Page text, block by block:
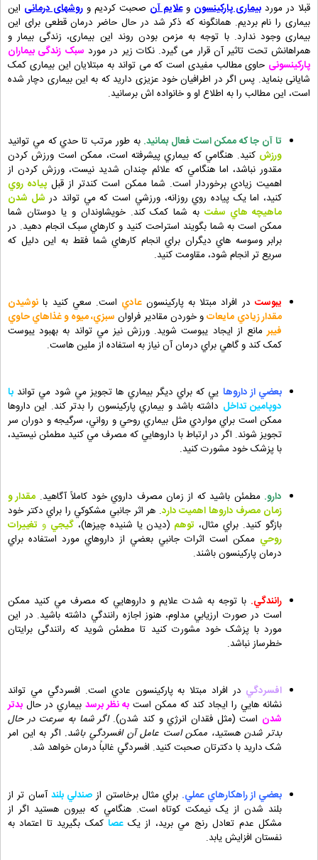
قبلا در مورد بیماری پارکینسون وعلایم آن صحبت کردیم و روشهای درمانی این
بیماری را نام بردیم. همانگونه که ذکر شد در حال حاضر درمان قطعی برای این
بیماری وجود ندارد. با توجه به مزمن بودن روند این بیماری، زندگی بیمار و
همراهانش تحت تاثیر آن قرار می گیرد. نکات زیر در مورد سبک زندگی بیماران
پارکینسونی حاوی مطالب مفیدی است که می تواند به مبتلایان این بیماری کمک
شایانی بنماید. پس اگر در اطرافیان خود عزیزی دارید که به این بیماری دچار شده
است، این مطالب را به اطلاع او و خانواده اش برسانید.
تا آن جا که ممکن است فعال بمانيد. به طور مرتب تا حدي که مي توانيد
ورزش کنيد. هنگامي که بيماري پيشرفته است، ممکن است ورزش کردن
مقدور نباشد، اما هنگامي که علائم چندان شدید نيست، ورزش کردن از
اهميت زيادي برخوردار است. شما ممکن است کندتر از قبل پياده روي
کنيد، اما يک پياده روي روزانه، ورزشي است که مي تواند در شل شدن
ماهيچه هاي سفتبه شما کمک کند. خويشاوندان و يا دوستان شما
ممکن است به شما بگويند استراحت کنيد و کارهاي سبک انجام دهيد. در
برابر وسوسه هاي ديگران براي انجام کارهاي شما فقط به اين دليل که
سريع تر انجام شود، مقاومت کنيد.
يبوستدر افراد مبتلا به پارکينسونعادي است. سعي کنيد با نوشيدن
مقدار زيادي مايعاتو خوردن مقادير فراوان سبزي، ميوه و غذاهاي حاوي
فيبر مانع از ايجاد يبوست شويد. ورزش نيز مي تواند به بهبود يبوست
کمک کند و گاهي براي درمان آن نياز به استفاده از ملين هاست.
بعضي از داروها يي که براي ديگر بيماري ها تجويز مي شود مي تواند با
دوپامين تداخل داشته باشد و بيماري پارکينسون را بدتر کند. اين داروها
ممکن است براي مواردي مثل بيماري روحي و رواني، سرگيجه و دوران سر
تجويز شوند. اگر در ارتباط با داروهايي که مصرف مي کنيد مطمئن نيستيد،
با پزشک خود مشورت کنيد.
دارو. مطمئن باشيد که از زمان مصرف داروي خود کاملاً آگاهيد. مقدار و
زمان مصرف داروها اهميت دارد. هر اثر جانبي مشکوکي را براي دکتر خود
بازگو کنيد. براي مثال، توهم (ديدن يا شنيده چيزها)،گيجي و تغييرات
روحي ممکن است اثرات جانبي بعضي از داروهاي مورد استفاده براي
درمان پارکينسون باشند.
رانندگي. با توجه به شدت علايم و داروهايي که مصرف مي کنيد ممکن
است در صورت ارزيابي مداوم، هنوز اجازه رانندگي داشته باشيد. در این
مورد با پزشک خود مشورت کنید تا مطمئن شوید که رانندگی برایتان
خطرساز نباشد.
افسردگي در افراد مبتلا به پارکينسون عادي است. افسردگي مي تواند
نشانه هايي را ايجاد کند که ممکن است به نظر برسد بيماري در حال بدتر
شدن است (مثل فقدان انرژي و کند شدن).اگر شما به سرعت در حال
بدتر شدن هستيد، ممکن است عامل آن افسردگي باشد. اگر به اين امر
شک داريد با دکترتان صحبت کنيد. افسردگي غالباً درمان خواهد شد.
بعضي از راهکارهاي عملي. براي مثال برخاستن از صندلي بلندآسان تر از
بلند شدن از يک نيمکت کوتاه است. هنگامي که بيرون هستيد اگر از
مشکل عدم تعادل رنج مي بريد، از يکعصاکمک بگيريد تا اعتماد به
نفستان افزايش يابد.